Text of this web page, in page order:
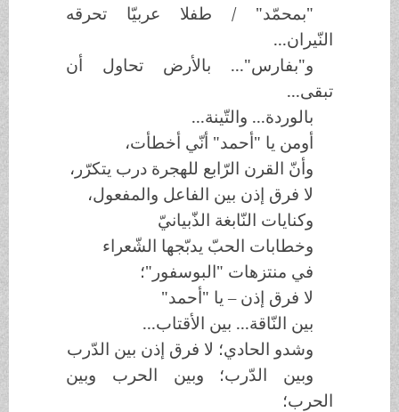
"بمحمّد" / طفلا عربيّا تحرقه
النّيران...
و"بفارس"... بالأرض تحاول أن
تبقى...
بالوردة... والتّينة...
أومن يا "أحمد" أنّي أخطأت،
وأنّ القرن الرّابع للهجرة درب يتكرّر،
لا فرق إذن بين الفاعل والمفعول،
وكنايات النّابغة الذّبيانيّ
وخطابات الحبّ يدبّجها الشّعراء
في منتزهات "البوسفور"؛
لا فرق إذن – يا "أحمد"
بين النّاقة... بين الأقتاب...
وشدو الحادي؛ لا فرق إذن بين الدّرب
وبين الدّرب؛ وبين الحرب وبين
الحرب؛